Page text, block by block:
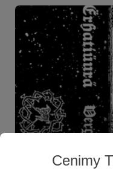
Cenimy
27.01.2026 Brak
ËRHATIÜURÄ -